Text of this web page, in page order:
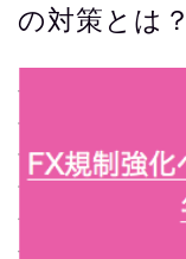
の対策とは？